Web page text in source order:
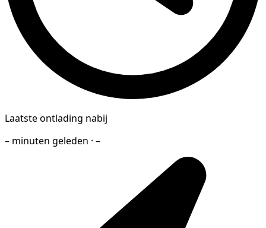
Laatste ontlading nabij
– minuten geleden · –